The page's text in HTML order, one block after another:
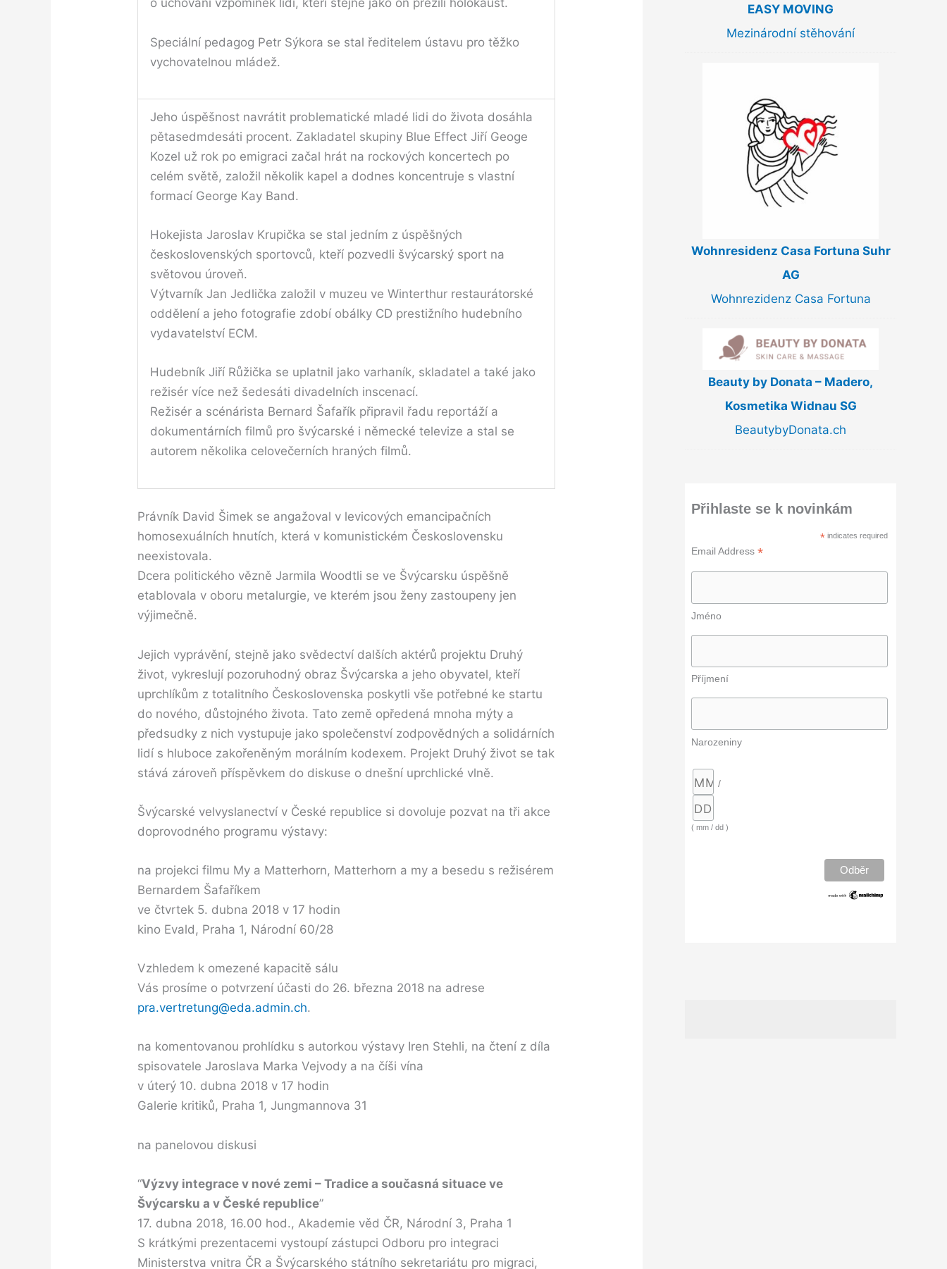
o uchování vzpomínek lidí, kteří stejně jako on přežili holokaust.
Speciální pedagog Petr Sýkora se stal ředitelem ústavu pro těžko
vychovatelnou mládež.
Jeho úspěšnost navrátit problematické mladé lidi do života dosáhla
pětasedmdesáti procent. Zakladatel skupiny Blue Effect Jiří Geoge
Kozel už rok po emigraci začal hrát na rockových koncertech po
celém světě, založil několik kapel a dodnes koncentruje s vlastní
formací George Kay Band.
Hokejista Jaroslav Krupička se stal jedním z úspěšných
československých sportovců, kteří pozvedli švýcarský sport na
světovou úroveň.
Výtvarník Jan Jedlička založil v muzeu ve Winterthur restaurátorské
oddělení a jeho fotografie zdobí obálky CD prestižního hudebního
vydavatelství ECM.
Hudebník Jiří Růžička se uplatnil jako varhaník, skladatel a také jako
režisér více než šedesáti divadelních inscenací.
Režisér a scénárista Bernard Šafařík připravil řadu reportáží a
dokumentárních filmů pro švýcarské i německé televize a stal se
autorem několika celovečerních hraných filmů.
Právník David Šimek se angažoval v levicových emancipačních
homosexuálních hnutích, která v komunistickém Československu
neexistovala.
Dcera politického vězně Jarmila Woodtli se ve Švýcarsku úspěšně
etablovala v oboru metalurgie, ve kterém jsou ženy zastoupeny jen
výjimečně.
Jejich vyprávění, stejně jako svědectví dalších aktérů projektu Druhý
život, vykreslují pozoruhodný obraz Švýcarska a jeho obyvatel, kteří
uprchlíkům z totalitního Československa poskytli vše potřebné ke startu
do nového, důstojného života. Tato země opředená mnoha mýty a
předsudky z nich vystupuje jako společenství zodpovědných a solidárních
lidí s hluboce zakořeněným morálním kodexem. Projekt Druhý život se tak
stává zároveň příspěvkem do diskuse o dnešní uprchlické vlně.
Švýcarské velvyslanectví v České republice si dovoluje pozvat na tři akce
doprovodného programu výstavy:
na projekci filmu My a Matterhorn, Matterhorn a my a besedu s režisérem
Bernardem Šafaříkem
ve čtvrtek 5. dubna 2018 v 17 hodin
kino Evald, Praha 1, Národní 60/28
Vzhledem k omezené kapacitě sálu
Vás prosíme o potvrzení účasti do 26. března 2018 na adrese
pra.vertretung@eda.admin.ch.
na komentovanou prohlídku s autorkou výstavy Iren Stehli, na čtení z díla
spisovatele Jaroslava Marka Vejvody a na číši vína
v úterý 10. dubna 2018 v 17 hodin
Galerie kritiků, Praha 1, Jungmannova 31
na panelovou diskusi
“Výzvy integrace v nové zemi – Tradice a současná situace ve
Švýcarsku a v České republice”
17. dubna 2018, 16.00 hod., Akademie věd ČR, Národní 3, Praha 1
S krátkými prezentacemi vystoupí zástupci Odboru pro integraci
Ministerstva vnitra ČR a Švýcarského státního sekretariátu pro migraci,
EASY MOVING
Mezinárodní stěhování
Wohnresidenz Casa Fortuna Suhr
AG
Wohnrezidenz Casa Fortuna
Beauty by Donata – Madero,
Kosmetika Widnau SG
BeautybyDonata.ch
Přihlaste se k novinkám
* indicates required
Email Address *
Jméno
Příjmení
Narozeniny
/
( mm / dd )